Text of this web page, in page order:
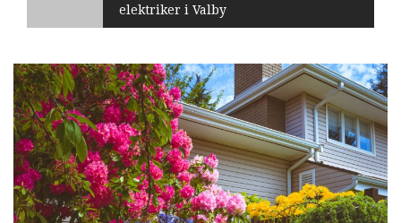
elektriker i Valby